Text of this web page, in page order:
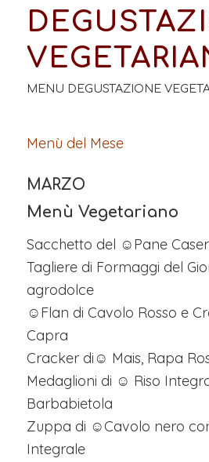
MENU DEGUSTAZIONE
Menù del Mese
MARZO
Menù Vegetariano
Sacchetto del ☺Pane
Tagliere di Formaggi del
agrodolce
☺Flan di Cavolo Rosso e
Capra
Cracker di☺ Mais, Rapa
Medaglioni di ☺ Riso
Barbabietola
Zuppa di ☺Cavolo nero
Integrale